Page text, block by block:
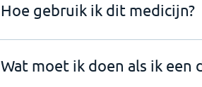
Hoe gebruik ik dit medicijn?
Wat moet ik doen als ik een